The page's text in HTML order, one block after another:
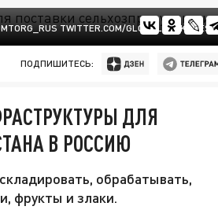
TWITTER.COM/GLOBALLOOKPRESS
ПОДПИШИТЕСЬ:
ДЛЯ
В РОССИЮ
обрабатывать,
фрукты и злаки.